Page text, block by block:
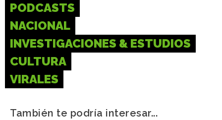
PODCASTS
NACIONAL
INVESTIGACIONES & ESTUDIOS
CULTURA
VIRALES
También te podría interesar...